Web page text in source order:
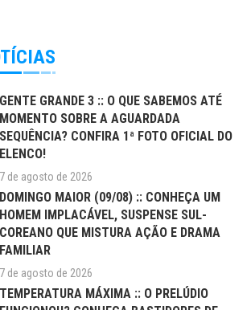
GENTE GRANDE 3 :: O QUE SABEMOS ATÉ
MOMENTO SOBRE A AGUARDADA
SEQUÊNCIA? CONFIRA 1ª FOTO OFICIAL DO
ELENCO!
7 de agosto de 2026
DOMINGO MAIOR (09/08) :: CONHEÇA UM
HOMEM IMPLACÁVEL, SUSPENSE SUL-
COREANO QUE MISTURA AÇÃO E DRAMA
FAMILIAR
7 de agosto de 2026
TEMPERATURA MÁXIMA :: O PRELÚDIO